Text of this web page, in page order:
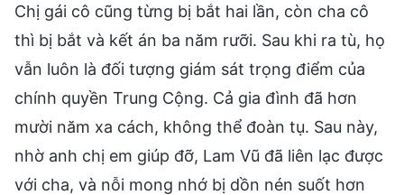
Chị gái cô cũng từng bị bắt hai lần, còn cha cô
thì bị bắt và kết án ba năm rưỡi. Sau khi ra tù, họ
vẫn luôn là đối tượng giám sát trọng điểm của
chính quyền Trung Cộng. Cả gia đình đã hơn
mười năm xa cách, không thể đoàn tụ. Sau này,
nhờ anh chị em giúp đỡ, Lam Vũ đã liên lạc được
với cha, và nỗi mong nhớ bị dồn nén suốt hơn